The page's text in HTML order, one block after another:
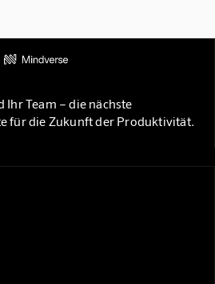
Ihr Team – die nächste
für die Zukunft der Produktivität.